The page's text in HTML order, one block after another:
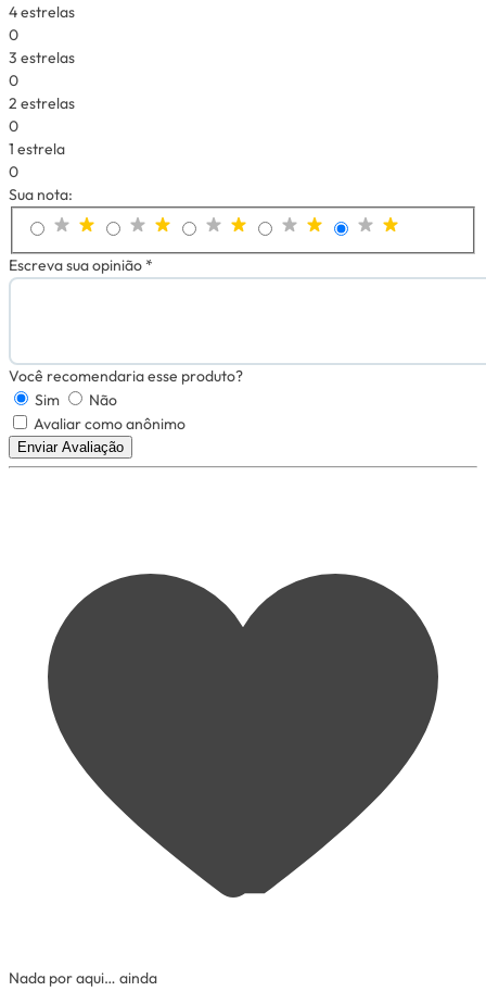
4 estrelas
0
3 estrelas
0
2 estrelas
0
1 estrela
0
Sua nota:
Escreva sua opinião *
Você recomendaria esse produto?
Sim
Não
Avaliar como anônimo
Enviar Avaliação
Nada por aqui… ainda